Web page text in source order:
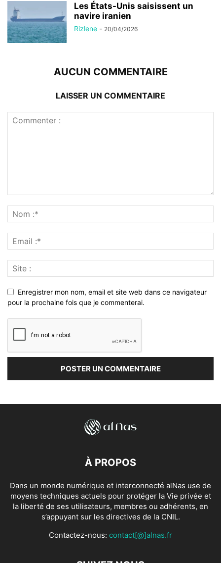
Les États-Unis saisissent un
navire iranien
Rizlene - 20/04/2026
AUCUN COMMENTAIRE
LAISSER UN COMMENTAIRE
Enregistrer mon nom, email et site web dans ce navigateur
pour la prochaine fois que je commenterai.
À PROPOS
Dans un monde numérique et interconnecté alNas use de
moyens techniques actuels pour protéger la Vie privée et
la liberté de ses utilisateurs, membres ou adhérents, en
s’appuyant sur les directives de la CNIL.
Contactez-nous: contact[@]alnas.fr